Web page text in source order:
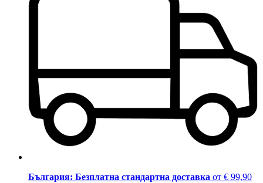
България: Безплатна стандартна доставка от € 99,90